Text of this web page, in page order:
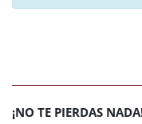
¡NO TE PIERDAS